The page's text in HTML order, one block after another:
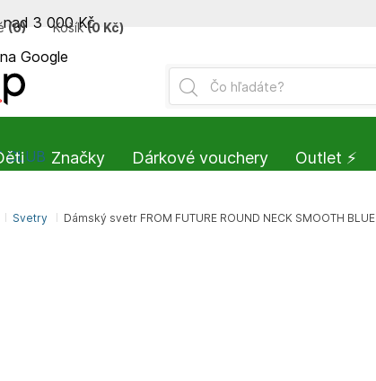
nad 3 000 Kč
Google
CLUB
(0) Košík (0 Kč)
Svetry Dámský svetr FROM FUTURE ROUND NECK SMOOTH BLUE
Značky Dárkové vouchery Outlet ⚡️